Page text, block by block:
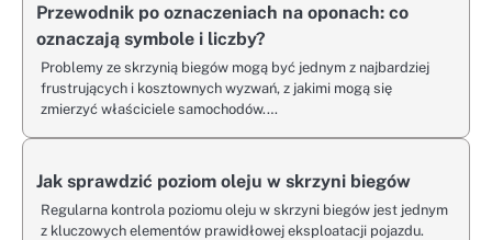
Przewodnik po oznaczeniach na oponach: co
oznaczają symbole i liczby?
Problemy ze skrzynią biegów mogą być jednym z najbardziej
frustrujących i kosztownych wyzwań, z jakimi mogą się
zmierzyć właściciele samochodów.…
Jak sprawdzić poziom oleju w skrzyni biegów
Regularna kontrola poziomu oleju w skrzyni biegów jest jednym
z kluczowych elementów prawidłowej eksploatacji pojazdu.